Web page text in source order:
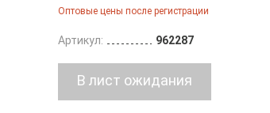
Оптовые цены после регистрации
Артикул: 962287